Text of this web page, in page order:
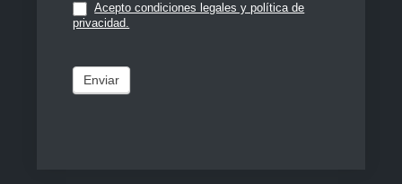
Acepto condiciones legales y política de
privacidad.
Enviar